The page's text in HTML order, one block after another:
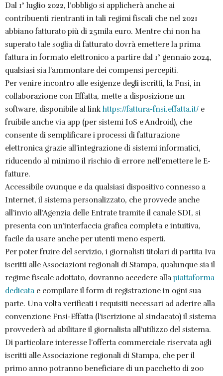
Dal 1° luglio 2022, l’obbligo si applicherà anche ai
contribuenti rientranti in tali regimi fiscali che nel 2021
abbiano fatturato più di 25mila euro. Mentre chi non ha
superato tale soglia di fatturato dovrà emettere la prima
fattura in formato elettronico a partire dal 1° gennaio 2024,
qualsiasi sia l’ammontare dei compensi percepiti.
Per venire incontro alle esigenze degli iscritti, la Fnsi, in
collaborazione con Effatta, mette a disposizione un
software, disponibile al linkhttps://fattura-fnsi.effatta.it/ e
fruibile anche via app (per sistemi IoS e Android), che
consente di semplificare i processi di fatturazione
elettronica grazie all’integrazione di sistemi informatici,
riducendo al minimo il rischio di errore nell’emettere le E-
fatture.
Accessibile ovunque e da qualsiasi dispositivo connesso a
Internet, il sistema personalizzato, che provvede anche
all’invio all’Agenzia delle Entrate tramite il canale SDI, si
presenta con un’interfaccia grafica completa e intuitiva,
facile da usare anche per utenti meno esperti.
Per poter fruire del servizio, i giornalisti titolari di partita Iva
iscritti alle Associazioni regionali di Stampa, qualunque sia il
regime fiscale adottato, dovranno accedere allapiattaforma
dedicata e compilare il form di registrazione in ogni sua
parte. Una volta verificati i requisiti necessari ad aderire alla
convenzione Fnsi-Effatta (l’iscrizione al sindacato) il sistema
provvederà ad abilitare il giornalista all’utilizzo del sistema.
Di particolare interesse l’offerta commerciale riservata agli
iscritti alle Associazione regionali di Stampa, che per il
primo anno potranno beneficiare di un pacchetto di 200